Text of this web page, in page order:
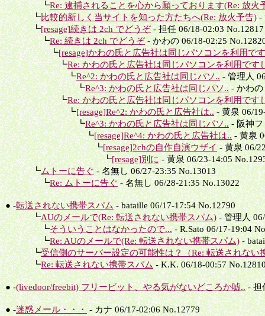
┗Re: 逮捕されることを心から願っております(Re: 放火
┗比較的新しく当サイトを知った方たちへ(Re: 放火予告)-
┗[resage]続きは 2ch でどうぞ- 担任 06/18-02:03 No.12817
┗Re: 続きは 2ch でどうぞ- かわの 06/18-02:25
┗[resage]かわの氏と広告社は同じパソコンを利用で
┗Re: かわの氏と広告社は同じパソコンを利用です
┗Re^2: かわの氏と広告社は同じパソ..- 管理人
┗Re^3: かわの氏と広告社は同じパソ..- かわの
┗Re: かわの氏と広告社は同じパソコンを利用です
┗[resage]Re^2: かわの氏と広告社は..- 黄泉 06/
┗Re^3: かわの氏と広告社は同じパソ..- 阪神フ
┗[resage]Re^4: かわの氏と広告社は..- 黄泉
┗[resage]2chの自作自演ウザイ- 黄泉 06/
┗[resage]別に- 黄泉 06/23-14:05
┗ムトーに告ぐ- 名無し 06/27-23:35 No.13013
┗Re: ムトーに告ぐ- 名無し 06/28-21:35 No.13022
● -転送されない携帯スパム- bataille 06/17-17:54 No.12790
┗AUのメールで(Re: 転送されない携帯スパム)- 管理人
┗そういうことはなかったので...- R.Sato 06/17-19:04
┗Re: AUのメールで(Re: 転送されない携帯スパム)-
┗受信側のサーバー設定の可能性は？（Re: 転送されない
┗Re: 転送されない携帯スパム- K.K. 06/18-00:57
● -(livedoor/freebit) フリービット、やる気がないどころか嘘..- 担
● -迷惑メール・・・- カナ 06/17-02:06 No.12779